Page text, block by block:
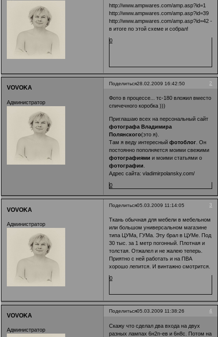
http://www.ampwares.com/amp.asp?id=1
http://www.ampwares.com/amp.asp?id=39
http://www.ampwares.com/amp.asp?id=42 -
в итоге по этой схеме и собрал!
0
Поделиться 2
28.02.2009 16:42:50
VOVOKA
Администратор
Фото в процессе... тс-180 вложил вместо
спичечного коробка )))
Приглашаю всех на персональный сайт
фотографа Владимира
Полянского(это я).
Там я веду интересныйфотоблог . Он
постоянно пополняется моими свежими
фотографиямии моими статьями о
фотографии
Адрес сайта:vladimirpolansky.com/
0
Поделиться 3
05.03.2009 11:14:05
VOVOKA
Администратор
Ткань обычная для мебели в мебельном
или большом универсальном магазине
типа ЦУМа, ГУМа. Эту брал в ЦУМе. Под
30 тыс. за 1 метр погонный. Плотная и
толстая. Отжалел и не жалею теперь.
Приятно с ней работать и на ПВА
хорошо лепится. И винтажно смотрится.
0
Поделиться 4
05.03.2009 11:38:26
VOVOKA
Администратор
Скажу что сделал два входа на двух
разных лампах 6н2п-ев и 6н8с. Потом на